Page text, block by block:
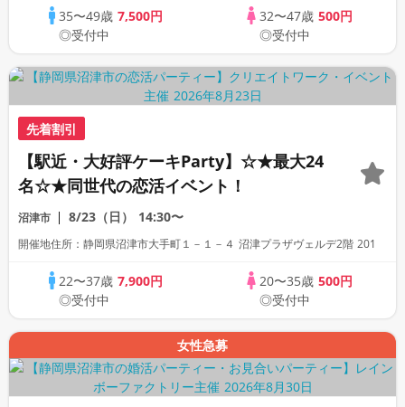
35〜49歳7,500円
◎受付中
32〜47歳 500円
◎受付中
先着割引
【駅近・大好評ケーキParty】☆★最大24
名☆★同世代の恋活イベント！
沼津市 8/23（日） 14:30〜
開催地住所：静岡県沼津市大手町１－１－４ 沼津プラザヴェルデ2階 201
22〜37歳7,900円
◎受付中
20〜35歳 500円
◎受付中
女性急募